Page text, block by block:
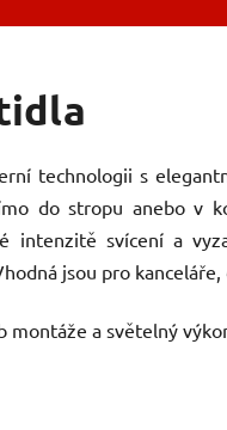
technologii s
do stropu anebo v
intenzitě svícení a
jsou pro
montáže a světelný